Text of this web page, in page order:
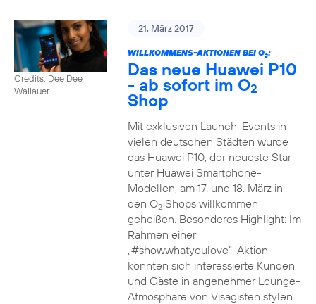
Credits: Dee Dee
Wallauer
21. März 2017
WILLKOMMENS-AKTIONEN BEI O2:
Das neue Huawei P10
- ab sofort im O2
Shop
Mit exklusiven Launch-Events in
vielen deutschen Städten wurde
das Huawei P10, der neueste Star
unter Huawei Smartphone-
Modellen, am 17. und 18. März in
den O2Shops willkommen
geheißen. Besonderes Highlight: Im
Rahmen einer
„#showwhatyoulove“-Aktion
konnten sich interessierte Kunden
und Gäste in angenehmer Lounge-
Atmosphäre von Visagisten stylen